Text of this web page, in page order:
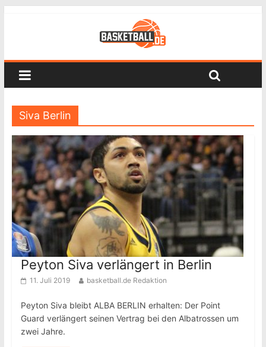
Siva Berlin
Peyton Siva verlängert in Berlin
11. Juli 2019 basketball.de Redaktion
Peyton Siva bleibt ALBA BERLIN erhalten: Der Point
Guard verlängert seinen Vertrag bei den Albatrossen um
zwei Jahre.